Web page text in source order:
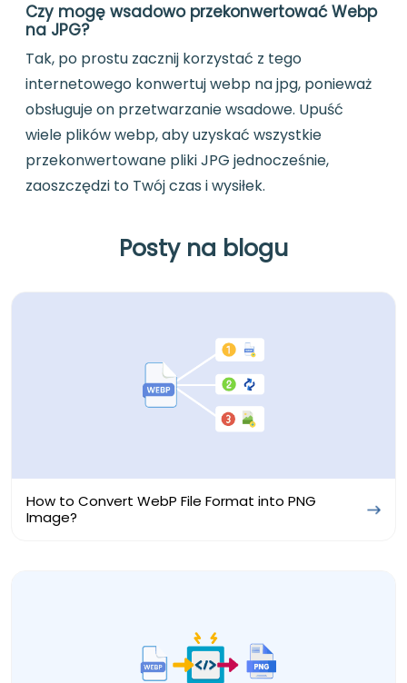
Czy mogę wsadowo przekonwertować Webp
na JPG?
Tak, po prostu zacznij korzystać z tego
internetowego konwertuj webp na jpg, ponieważ
obsługuje on przetwarzanie wsadowe. Upuść
wiele plików webp, aby uzyskać wszystkie
przekonwertowane pliki JPG jednocześnie,
zaoszczędzi to Twój czas i wysiłek.
Posty na blogu
How to Convert WebP File Format into PNG
Image?